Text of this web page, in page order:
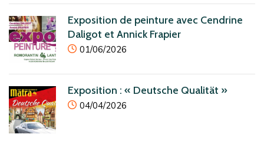
Exposition de peinture avec Cendrine
Daligot et Annick Frapier
icon
01/06/2026
Exposition : « Deutsche Qualität »
icon
04/04/2026